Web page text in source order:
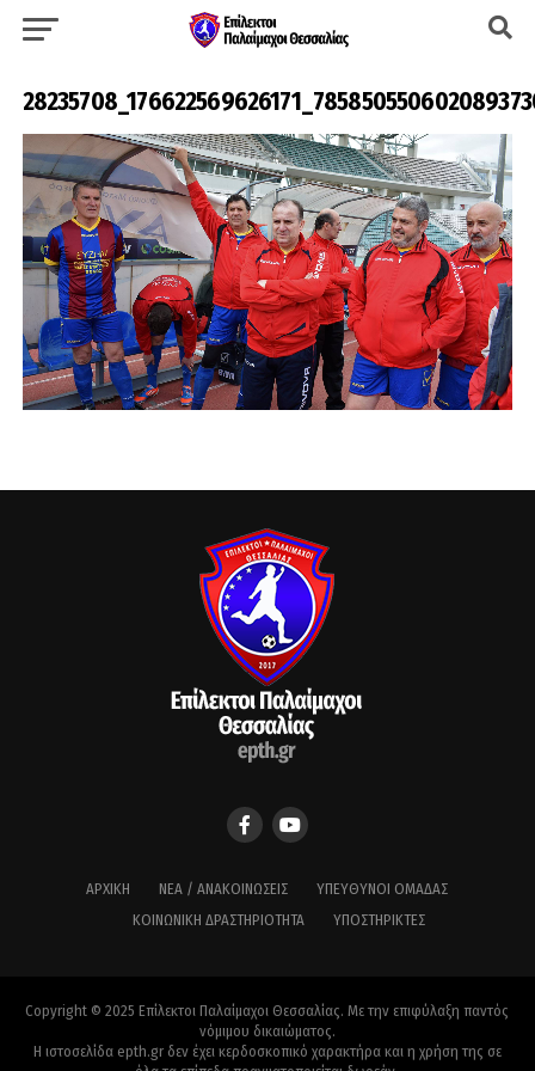
ΑΡΧΙΚΉ ΝΈΑ / ΑΝΑΚΟΙΝΏΣΕΙΣ
ΥΠΕΎΘΥΝΟΙ ΟΜΆΔΑΣ
ΚΟΙΝΩΝΙΚΉ ΔΡΑΣΤΗΡΙΌΤΗΤΑ
ΥΠΟΣΤΗΡΙΚΤΈΣ
Copyright © 2025 Επίλεκτοι Παλαίμαχοι Θεσσαλίας. Με την επιφύλαξη παντός
νόμιμου δικαιώματος.
Η ιστοσελίδα epth.gr δεν έχει κερδοσκοπικό χαρακτήρα και η χρήση της σε